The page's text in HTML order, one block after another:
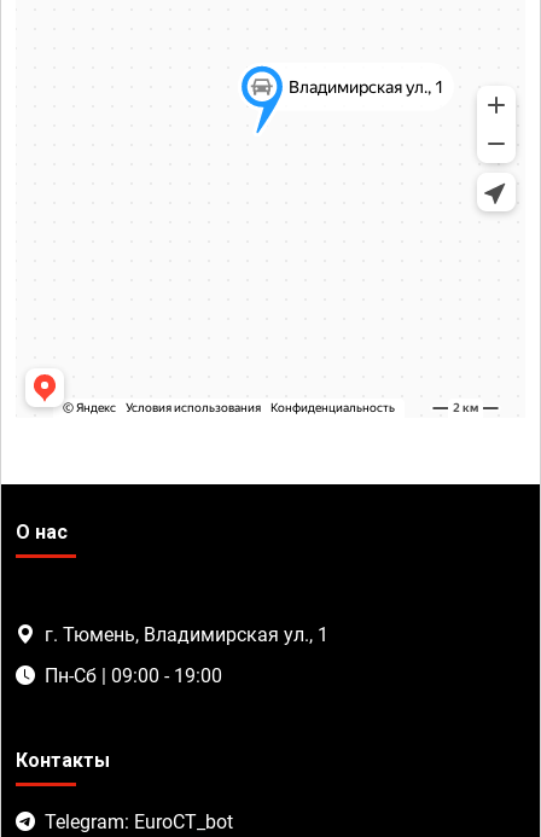
О нас
г. Тюмень, Владимирская ул., 1
Пн-Сб | 09:00 - 19:00
Контакты
Telegram: EuroCT_bot